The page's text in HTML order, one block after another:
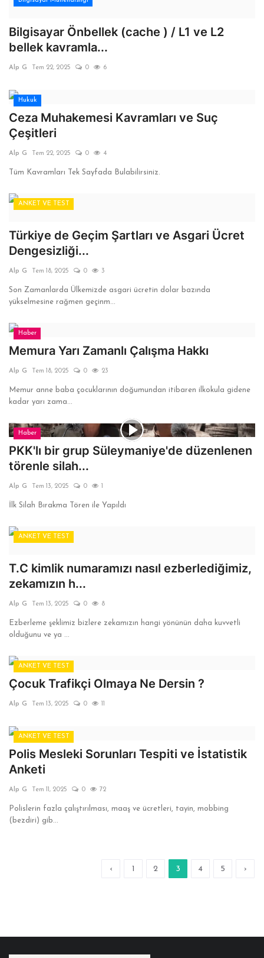
Bilgisayar Önbellek (cache ) / L1 ve L2
bellek kavramla...
Alp G Tem 22, 2025 0 6
Hukuk
Ceza Muhakemesi Kavramları ve Suç
Çeşitleri
Alp G Tem 22, 2025 0 4
Tüm Kavramları Tek Sayfada Bulabilirsiniz.
ANKET VE TEST
Türkiye de Geçim Şartları ve Asgari Ücret
Dengesizliği...
Alp G Tem 18, 2025 0 3
Son Zamanlarda Ülkemizde asgari ücretin dolar bazında
yükselmesine rağmen geçinm...
Haber
Memura Yarı Zamanlı Çalışma Hakkı
Alp G Tem 18, 2025 0 23
Memur anne baba çocuklarının doğumundan itibaren ilkokula gidene
kadar yarı zama...
Haber
PKK'lı bir grup Süleymaniye'de düzenlenen
törenle silah...
Alp G Tem 13, 2025 0 1
İlk Silah Bırakma Tören ile Yapıldı
ANKET VE TEST
T.C kimlik numaramızı nasıl ezberlediğimiz,
zekamızın h...
Alp G Tem 13, 2025 0 8
Ezberleme şeklimiz bizlere zekamızın hangi yönünün daha kuvvetli
olduğunu ve ya ...
ANKET VE TEST
Çocuk Trafikçi Olmaya Ne Dersin ?
Alp G Tem 13, 2025 0 11
ANKET VE TEST
Polis Mesleki Sorunları Tespiti ve İstatistik
Anketi
Alp G Tem 11, 2025 0 72
Polislerin fazla çalıştırılması, maaş ve ücretleri, tayin, mobbing
(bezdiri) gib...
‹ 1 2 3 4 5 ›